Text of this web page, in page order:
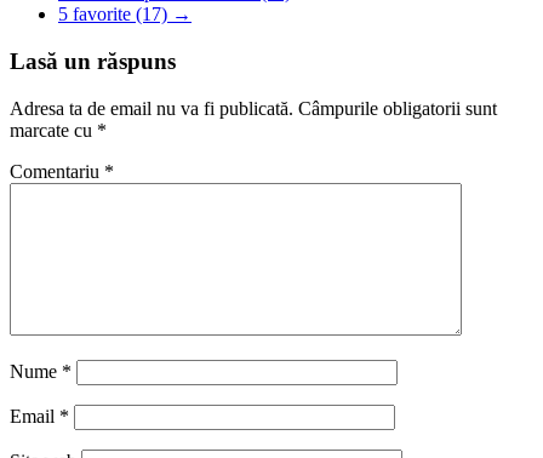
5 favorite (17) →
Lasă un răspuns
Adresa ta de email nu va fi publicată. Câmpurile obligatorii sunt
marcate cu *
Comentariu *
Nume *
Email *